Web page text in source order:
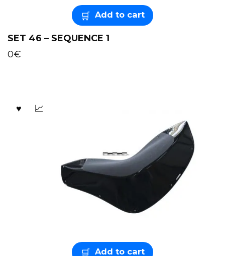
Add to cart
SET 46 – SEQUENCE 1
0€
Add to cart